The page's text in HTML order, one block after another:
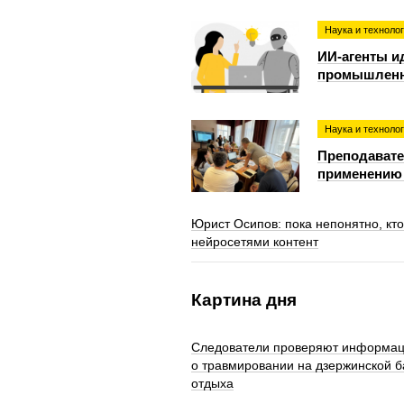
Наука и
ИИ-агенты
Наука и
применению
Юрист Осипов: пока непонятно,
нейросетями контент
Картина дня
Следователи проверяют
о травмировании на дзержинской
отдыха